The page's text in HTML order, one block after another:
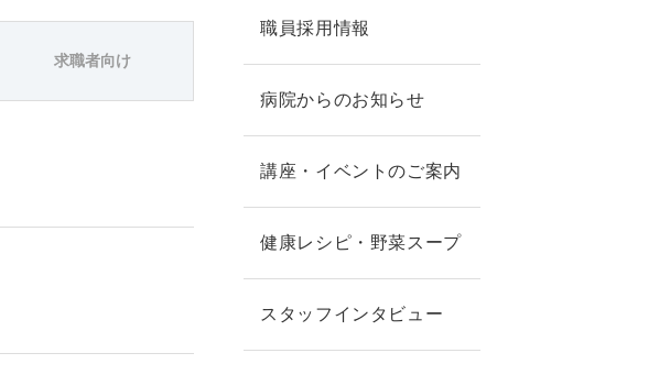
求職者向け
職員採用情報
病院からのお知らせ
講座・イベントのご案内
健康レシピ・野菜スープ
スタッフインタビュー